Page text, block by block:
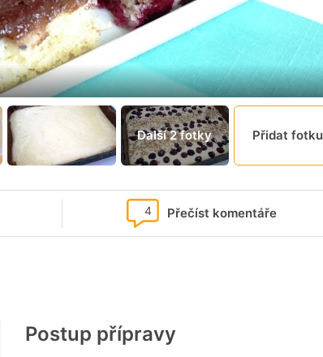
Další 2 fotky Přidat fotku
Přečíst komentáře
4
Postup přípravy